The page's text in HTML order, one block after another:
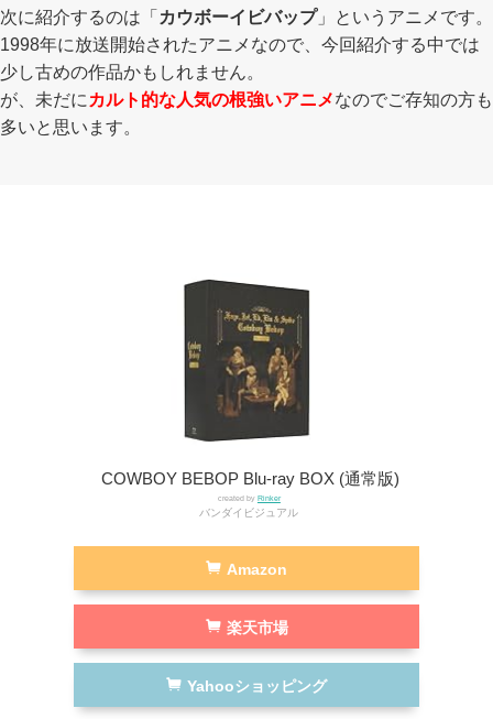
次に紹介するのは「カウボーイビバップ」というアニメです。
1998年に放送開始されたアニメなので、今回紹介する中では
少し古めの作品かもしれません。
が、未だに カルト的な人気の根強いアニメなのでご存知の方も
多いと思います。
COWBOY BEBOP Blu-ray BOX (通常版)
created by Rinker
バンダイビジュアル
Amazon
楽天市場
Yahooショッピング